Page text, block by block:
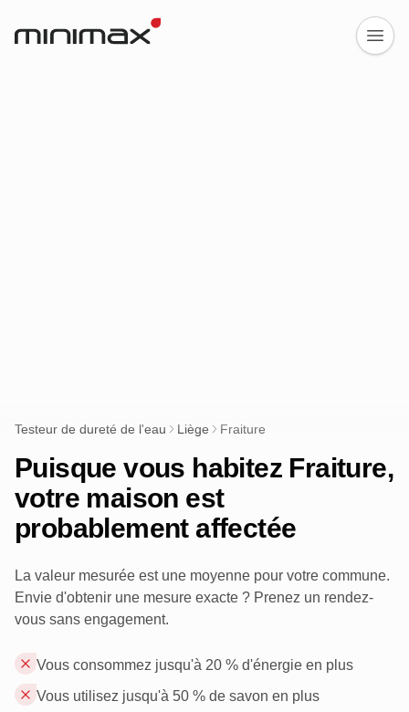
Testeur de dureté de l'eau Liège Fraiture
Puisque vous habitez Fraiture,
votre maison est
probablement affectée
La valeur mesurée est une moyenne pour votre commune.
Envie d'obtenir une mesure exacte ? Prenez un rendez-
vous sans engagement.
Vous consommez jusqu'à 20 % d'énergie en plus
Vous utilisez jusqu'à 50 % de savon en plus